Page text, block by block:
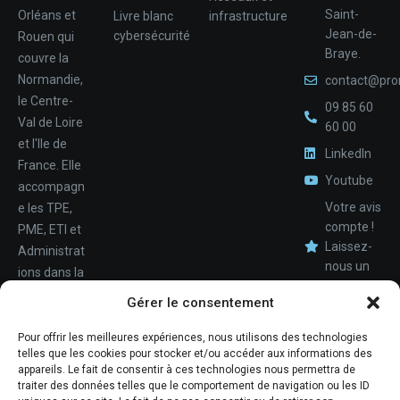
Gérer le consentement
Pour offrir les meilleures expériences, nous utilisons des technologies
telles que les cookies pour stocker et/ou accéder aux informations des
appareils. Le fait de consentir à ces technologies nous permettra de
traiter des données telles que le comportement de navigation ou les ID
Téléphone
Orléans et
Rouen qui
couvre la
Normandie,
le Centre-
Val de Loire
et l'Ile de
France. Elle
accompagn
e les TPE,
PME, ETI et
Administrat
ions dans la
déploiemen
t et la
maintenan
Livre blanc
cybersécurité
infrastructure
Saint-
Jean-de-
Braye.
09 85 60
60 00
LinkedIn
Youtube
Votre avis
compte !
Laissez-
nous un